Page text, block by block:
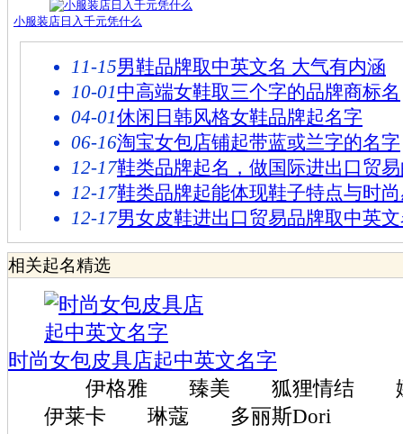
小服装店日入千元凭什么
11-15男鞋品牌取中英文名 大气有内涵
10-01中高端女鞋取三个字的品牌商标名
04-01休闲日韩风格女鞋品牌起名字
06-16淘宝女包店铺起带蓝或兰字的名字
12-17鞋类品牌起名，做国际进出口贸
12-17鞋类品牌起能体现鞋子特点与时
12-17男女皮鞋进出口贸易品牌取中英
相关起名精选
时尚女包皮具店起中英文名字
伊格雅 臻美 狐狸情结
伊莱卡 琳蔻 多丽斯Dori